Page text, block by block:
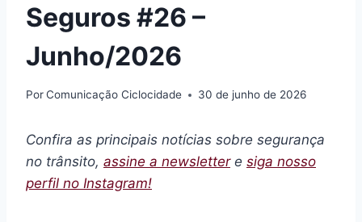
Seguros #26 –
Junho/2026
PorComunicação Ciclocidade 30 de junho de 2026
Confira as principais notícias sobre segurança
no trânsito, assine a newslettere siga nosso
perfil no Instagram!